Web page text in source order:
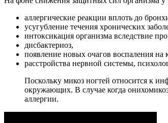
аллергические реакции вплоть до
усугубление течения хронических
интоксикация организма вследствие
дисбактериоз,
появление новых очагов воспаления на
расстройства нервной системы,
Поскольку микоз ногтей относится к
окружающих. В случае когда
аллергии.